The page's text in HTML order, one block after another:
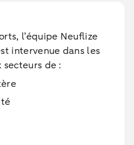
l’équipe Neuflize
intervenue dans les
de :